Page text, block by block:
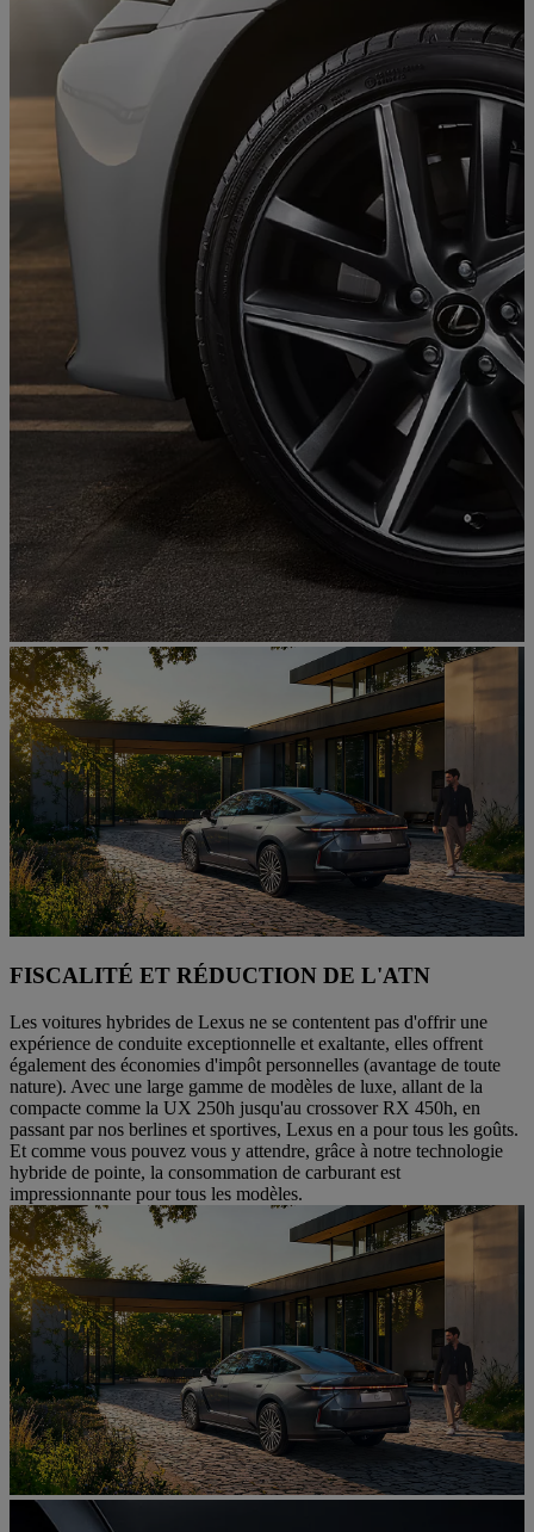
FISCALITÉ ET RÉDUCTION DE L'ATN
Les voitures hybrides de Lexus ne se contentent pas d'offrir une
expérience de conduite exceptionnelle et exaltante, elles offrent
également des économies d'impôt personnelles (avantage de toute
nature). Avec une large gamme de modèles de luxe, allant de la
compacte comme la UX 250h jusqu'au crossover RX 450h, en
passant par nos berlines et sportives, Lexus en a pour tous les goûts.
Et comme vous pouvez vous y attendre, grâce à notre technologie
hybride de pointe, la consommation de carburant est
impressionnante pour tous les modèles.